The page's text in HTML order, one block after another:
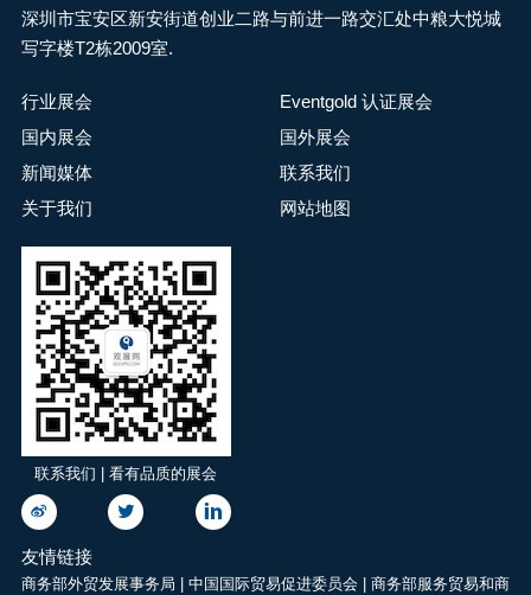
深圳市宝安区新安街道创业二路与前进一路交汇处中粮大悦城
写字楼T2栋2009室.
行业展会
Eventgold 认证展会
国内展会
国外展会
新闻媒体
联系我们
关于我们
网站地图
联系我们 | 看有品质的展会
友情链接
商务部外贸发展事务局 中国国际贸易促进委员会
商务部服务贸易和商